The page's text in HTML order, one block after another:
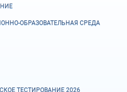
ОБРАЗОВАТЕЛЬНАЯ СРЕДА
ТЕСТИРОВАНИЕ 2026